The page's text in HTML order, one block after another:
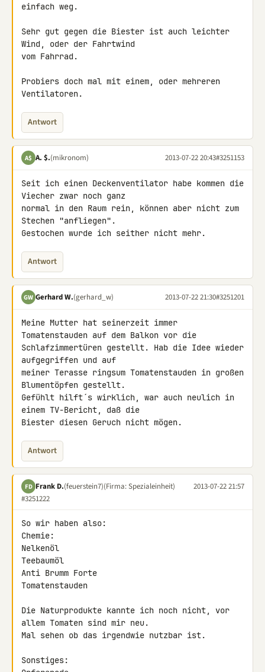
einfach weg.
Sehr gut gegen die Biester ist auch leichter
Wind, oder der Fahrtwind
vom Fahrrad.
Probiers doch mal mit einem, oder mehreren
Ventilatoren.
Antwort
A$ A. $.(mikronom) 2013-07-22 20:43#3251153
Seit ich einen Deckenventilator habe kommen die
Viecher zwar noch ganz
normal in den Raum rein, können aber nicht zum
Stechen "anfliegen".
Gestochen wurde ich seither nicht mehr.
Antwort
GW Gerhard W.(gerhard_w) 2013-07-22 21:30#3251201
Meine Mutter hat seinerzeit immer
Tomatenstauden auf dem Balkon vor die
Schlafzimmertüren gestellt. Hab die Idee wieder
aufgegriffen und auf
meiner Terasse ringsum Tomatenstauden in großen
Blumentöpfen gestellt.
Gefühlt hilft´s wirklich, war auch neulich in
einem TV-Bericht, daß die
Biester diesen Geruch nicht mögen.
Antwort
FD Frank D.(feuerstein7)(Firma: Spezialeinheit)
2013-07-22 21:57
#3251222
So wir haben also:
Chemie:
Nelkenöl
Teebaumöl
Anti Brumm Forte
Tomatenstauden
Die Naturprodukte kannte ich noch nicht, vor
allem Tomaten sind mir neu.
Mal sehen ob das irgendwie nutzbar ist.
Sonstiges: